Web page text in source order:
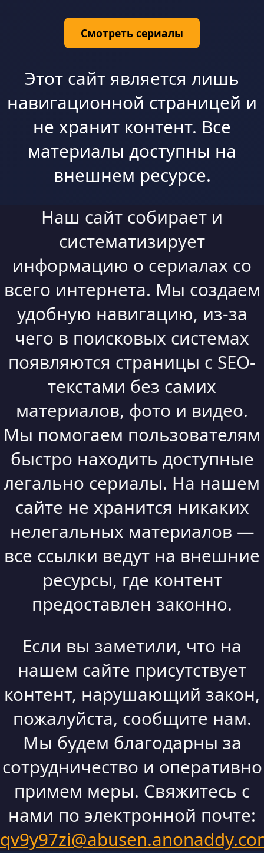
Смотреть сериалы
Этот сайт является лишь
навигационной страницей и
не хранит контент. Все
материалы доступны на
внешнем ресурсе.
Наш сайт собирает и
систематизирует
информацию о сериалах со
всего интернета. Мы создаем
удобную навигацию, из-за
чего в поисковых системах
появляются страницы с SEO-
текстами без самих
материалов, фото и видео.
Мы помогаем пользователям
быстро находить доступные
легально сериалы. На нашем
сайте не хранится никаких
нелегальных материалов —
все ссылки ведут на внешние
ресурсы, где контент
предоставлен законно.
Если вы заметили, что на
нашем сайте присутствует
контент, нарушающий закон,
пожалуйста, сообщите нам.
Мы будем благодарны за
сотрудничество и оперативно
примем меры. Свяжитесь с
нами по электронной почте: